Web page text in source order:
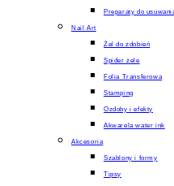
Preparaty do
Nail Art
Żel do zdobień
Spider żele
Folia Transferowa
Stamping
Ozdoby i efekty
Akwarela water ink
Akcesoria
Szablony i formy
Tipsy